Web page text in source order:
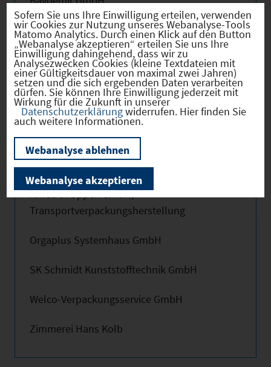
Doctor Eckstein® Biokosmetik
G.A. Glafey, Hersteller von Lichten
Graphite Materials GmbH
Hans Rohr Hoch-, Tief- und Stahlbetonbau
GmbH
Hegutechnik GmbH
Alfred J. Oppek GmbH,
Transportverpackungsherstellung
Orgaplus Systemhaus GmbH
SK Schmidt Kunststofftechnik GmbH
Welco-Verpackungsservice GmbH
Zimmerei Hans Kolb
Sofern Sie uns Ihre Einwilligung erteilen, verwenden
wir Cookies zur Nutzung unseres Webanalyse-Tools
Matomo Analytics. Durch einen Klick auf den Button
„Webanalyse akzeptieren“ erteilen Sie uns Ihre
Einwilligung dahingehend, dass wir zu
Analysezwecken Cookies (kleine Textdateien mit
einer Gültigkeitsdauer von maximal zwei Jahren)
setzen und die sich ergebenden Daten verarbeiten
dürfen. Sie können Ihre Einwilligung jederzeit mit
Wirkung für die Zukunft in unserer
Datenschutzerklärungwiderrufen. Hier finden Sie
auch weitere Informationen.
Webanalyse ablehnen
Webanalyse akzeptieren